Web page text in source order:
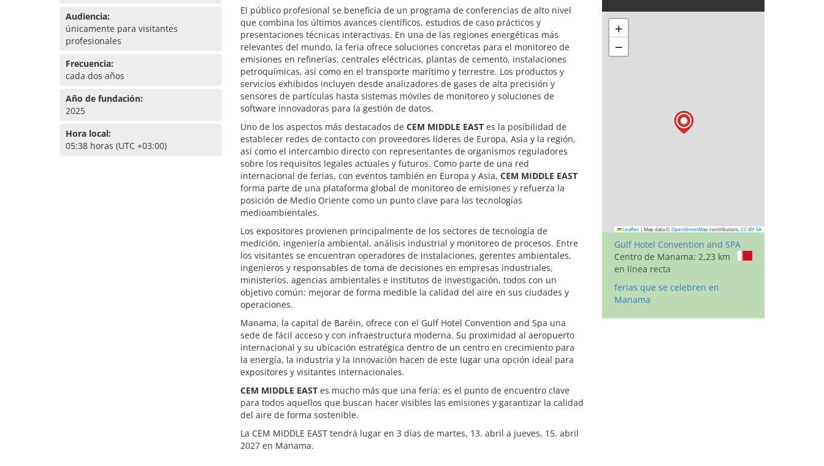
Audiencia:
únicamente para visitantes
profesionales
Frecuencia:
cada dos años
Año de fundación:
2025
Hora local:
05:38 horas (UTC +03:00)
El público profesional se beneficia de un programa de conferencias de alto nivel
que combina los últimos avances científicos, estudios de caso prácticos y
presentaciones técnicas interactivas. En una de las regiones energéticas más
relevantes del mundo, la feria ofrece soluciones concretas para el monitoreo de
emisiones en refinerías, centrales eléctricas, plantas de cemento, instalaciones
petroquímicas, así como en el transporte marítimo y terrestre. Los productos y
servicios exhibidos incluyen desde analizadores de gases de alta precisión y
sensores de partículas hasta sistemas móviles de monitoreo y soluciones de
software innovadoras para la gestión de datos.
Uno de los aspectos más destacados de CEM MIDDLE EASTes la posibilidad de
establecer redes de contacto con proveedores líderes de Europa, Asia y la región,
así como el intercambio directo con representantes de organismos reguladores
sobre los requisitos legales actuales y futuros. Como parte de una red
internacional de ferias, con eventos también en Europa y Asia, CEM MIDDLE EAST
forma parte de una plataforma global de monitoreo de emisiones y refuerza la
posición de Medio Oriente como un punto clave para las tecnologías
medioambientales.
Los expositores provienen principalmente de los sectores de tecnología de
medición, ingeniería ambiental, análisis industrial y monitoreo de procesos. Entre
los visitantes se encuentran operadores de instalaciones, gerentes ambientales,
ingenieros y responsables de toma de decisiones en empresas industriales,
ministerios, agencias ambientales e institutos de investigación, todos con un
objetivo común: mejorar de forma medible la calidad del aire en sus ciudades y
operaciones.
Manama, la capital de Baréin, ofrece con el Gulf Hotel Convention and Spa una
sede de fácil acceso y con infraestructura moderna. Su proximidad al aeropuerto
internacional y su ubicación estratégica dentro de un centro en crecimiento para
la energía, la industria y la innovación hacen de este lugar una opción ideal para
expositores y visitantes internacionales.
CEM MIDDLE EASTes mucho más que una feria: es el punto de encuentro clave
para todos aquellos que buscan hacer visibles las emisiones y garantizar la calidad
del aire de forma sostenible.
La CEM MIDDLE EAST tendrá lugar en 3 días de martes, 13. abril a jueves, 15. abril
2027 en Manama.
+
−
Leaflet | Map data © OpenStreetMap contributors, CC-BY-SA
Gulf Hotel Convention and SPA
Centro de Manama: 2,23 km
en línea recta
ferias que se celebren en
Manama